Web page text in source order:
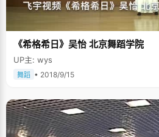
《希格希日》吴怡 北京舞蹈学院
UP主: wys
舞蹈 • 2018/9/15